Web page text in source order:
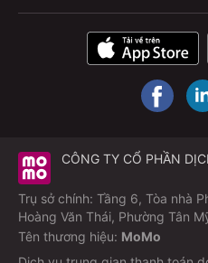
CÔNG TY CỔ PHẦN
Trụ sở chính: Tầng 6, Tòa nhà
Hoàng Văn Thái, Phường Tân
Tên thương hiệu: MoMo